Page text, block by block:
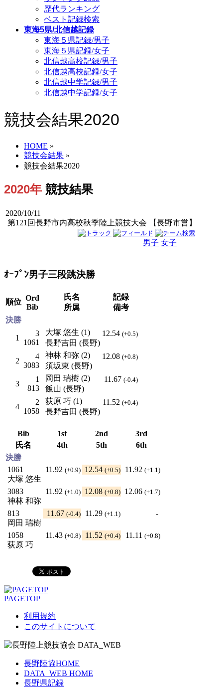
歴代ランキング
ベスト記録検索
東海5県/北信越記録
東海５県記録/男子
東海５県記録/女子
北信越高校記録/男子
北信越高校記録/女子
北信越中学記録/男子
北信越中学記録/女子
競技会結果2020
HOME »
競技会結果 »
競技会結果2020
2020年 競技結果
2020/10/11
第121回長野市内高校秋季陸上競技大会 【長野市営】
男子 女子
ｵｰﾌﾟﾝ男子三段跳決勝
順位 Ord
Bib
氏名
所属
記録
備考
決勝
1
3
1061
大塚 悠生 (1)
長野吉田 (長野)
12.54 (+0.5)
2
4
3083
神林 和弥 (2)
須坂東 (長野)
12.08 (+0.8)
3
1
813
岡田 瑞樹 (2)
飯山 (長野)
11.67 (-0.4)
4
2
1058
荻原 巧 (1)
長野吉田 (長野)
11.52 (+0.4)
Bib 1st 2nd
3rd
氏名
4th 5th
6th
決勝
1061
大塚 悠生
11.92 (+0.9) 12.54 (+0.5) 11.92 (+1.1)
3083
神林 和弥
11.92 (+1.0) 12.08 (+0.8) 12.06 (+1.7)
813
岡田 瑞樹
11.67 (-0.4) 11.29 (+1.1) -
1058
荻原 巧
11.43 (+0.8) 11.52 (+0.4) 11.11 (+0.8)
PAGETOP
利用規約
このサイトについて
長野陸協HOME
DATA_WEB HOME
長野県記録